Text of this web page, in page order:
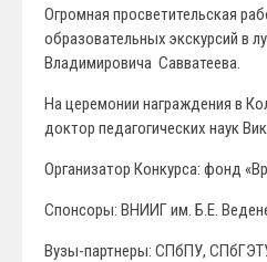
Огромная просветительская
образовательных экскурсий в
Владимировича Савватеева.
На церемонии награждения в
доктор педагогических наук
Организатор Конкурса: фонд
Спонсоры: ВНИИГ им. Б.Е.
Вузы-партнеры: СПбПУ,